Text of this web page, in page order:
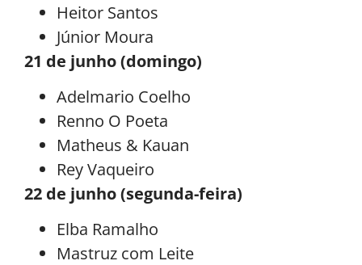
Heitor Santos
Júnior Moura
21 de junho (domingo)
Adelmario Coelho
Renno O Poeta
Matheus & Kauan
Rey Vaqueiro
22 de junho (segunda-feira)
Elba Ramalho
Mastruz com Leite